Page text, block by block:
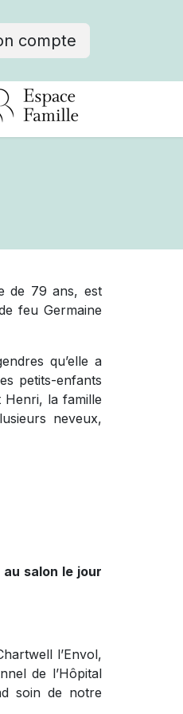
compte
de 79 ans, est
feu Germaine
qu’elle a
petits-enfants
Henri, la famille
neveux,
au salon le jour
l’Envol,
de l’Hôpital
soin de notre